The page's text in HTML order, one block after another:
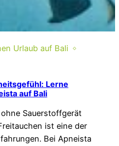
Urlaub auf Bali
Lerne
auf Bali
Sauerstoffgerät
ist eine der
Bei Apneista